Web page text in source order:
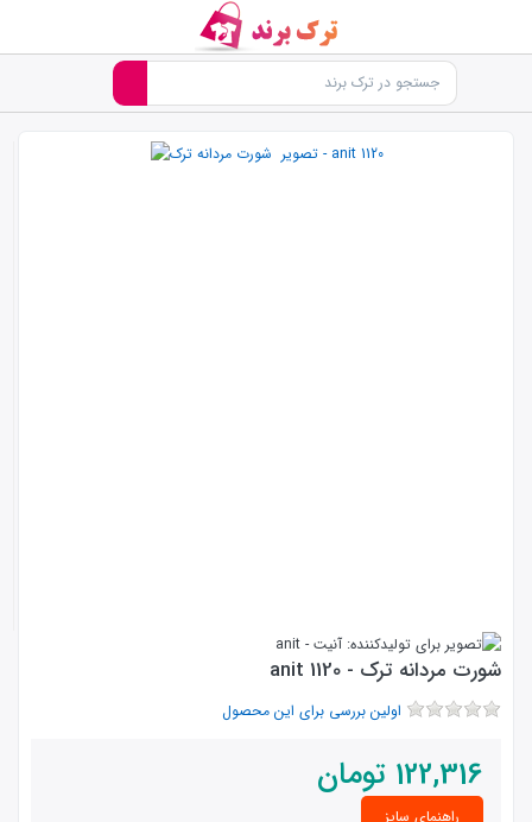
شورت مردانه ترک - anit 1120
اولین بررسی برای این محصول
122,316 تومان
راهنمای سایز